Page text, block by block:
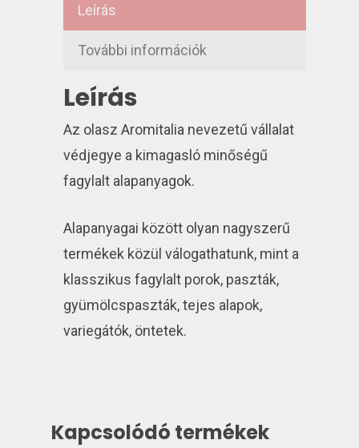
Leírás
További információk
Leírás
Az olasz Aromitalia nevezetű vállalat
védjegye a kimagasló minőségű
fagylalt alapanyagok.
Alapanyagai között olyan nagyszerű
termékek közül válogathatunk, mint a
klasszikus fagylalt porok, paszták,
gyümölcspaszták, tejes alapok,
variegátók, öntetek.
Kapcsolódó termékek